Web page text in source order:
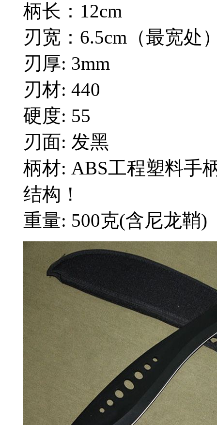
柄长：12cm
刃宽：6.5cm（最宽处
刃厚: 3mm
刃材: 440
硬度: 55
刃面: 发黑
柄材: ABS工程塑料手
结构！
重量: 500克(含尼龙鞘)